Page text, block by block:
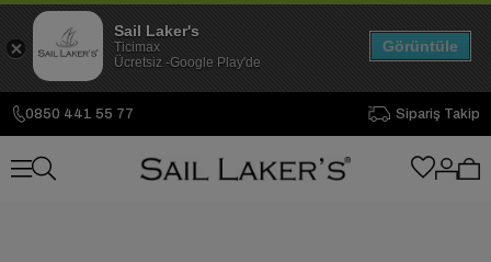
0850 441 55 77 Sipariş Takip
Sail Laker's
Ticimax
Ücretsiz -Google Play'de
Görüntüle